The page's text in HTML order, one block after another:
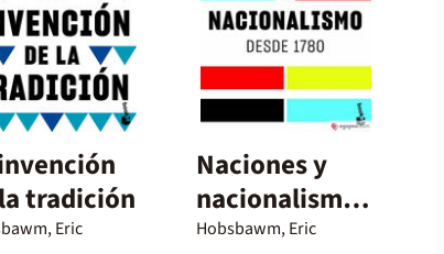
tradición
Eric
Naciones y
nacionalismo
desde 1780
Hobsbawm, Eric